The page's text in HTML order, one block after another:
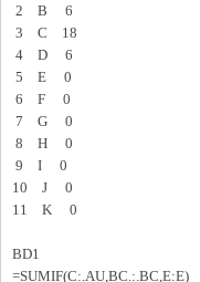
2 B 6
3 C 18
4 D 6
5 E 0
6 F 0
7 G 0
8 H 0
9 I 0
10 J 0
11 K 0
BD1
=SUMIF(C:.AU,BC.:.BC,E:E)